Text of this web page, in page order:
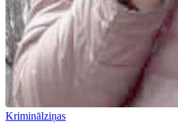
Kriminālziņas